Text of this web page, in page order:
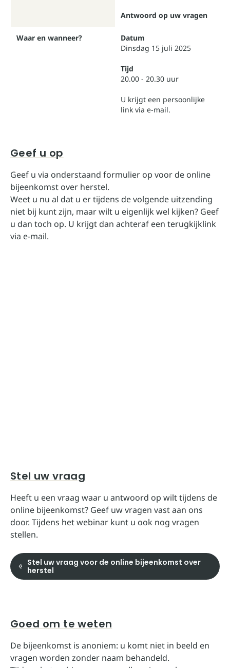
Waar en wanneer?
Antwoord op uw vragen
Datum
Dinsdag 15 juli 2025
Tijd
20.00 - 20.30 uur
U krijgt een persoonlijke
link via e-mail.
Geef u op
Geef u via onderstaand formulier op voor de online
bijeenkomst over herstel.
Weet u nu al dat u er tijdens de volgende uitzending
niet bij kunt zijn, maar wilt u eigenlijk wel kijken? Geef
u dan toch op. U krijgt dan achteraf een terugkijklink
via e-mail.
Stel uw vraag
Heeft u een vraag waar u antwoord op wilt tijdens de
online bijeenkomst? Geef uw vragen vast aan ons
door. Tijdens het webinar kunt u ook nog vragen
stellen.
Stel uw vraag voor de online bijeenkomst over
herstel
Goed om te weten
De bijeenkomst is anoniem: u komt niet in beeld en
vragen worden zonder naam behandeld.